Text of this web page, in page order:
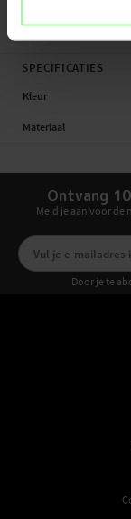
chemisch gehard glas
staal. Het gla...Meer
SPECIFICATIES
Kleur
Materiaal
Ontvang
Meld je aan voor de
Door je te